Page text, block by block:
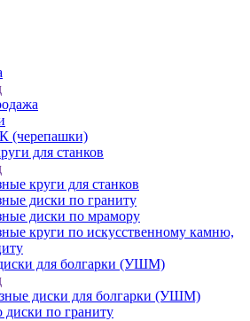
(черепашки)
для станков
круги для станков
диски по граниту
диски по мрамору
круги по искусственному камню,
для болгарки (УШМ)
диски для болгарки (УШМ)
диски по граниту